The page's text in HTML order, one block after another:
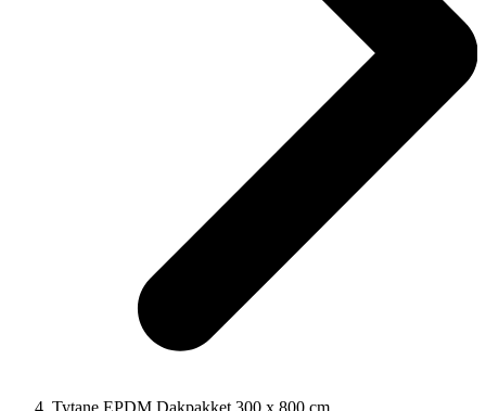
Tytane EPDM Dakpakket 300 x 800 cm